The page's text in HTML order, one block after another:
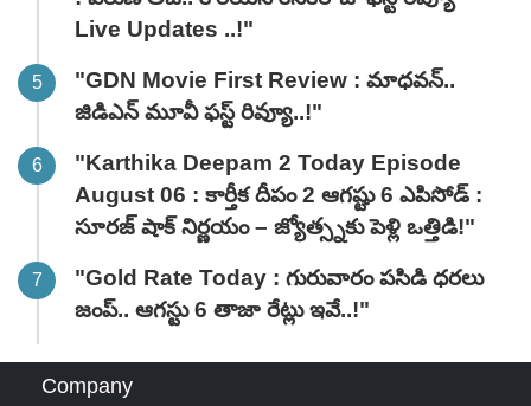
Live Updates ..!"
"GDN Movie First Review : మాధవన్..
జిడిఎన్ మూవీ ఫ‌స్ట్ రివ్యూ..!"
"Karthika Deepam 2 Today Episode
August 06 : కార్తీక దీపం 2 ఆగష్టు 6 ఎపిసోడ్ :
సూరజ్ షాక్ నిర్ణయం – జ్యోత్స్నకు పెళ్లి ఒత్తిడి!"
"Gold Rate Today : గురువారం పసిడి ధరలు
జంప్.. ఆగస్టు 6 తాజా రేట్లు ఇవే..!"
Company